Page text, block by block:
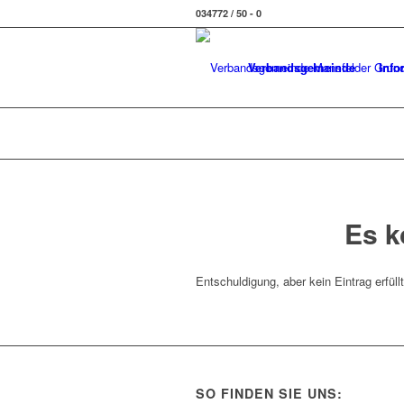
034772 / 50 - 0
Verbandsgemeinde
Es
Entschuldigung, aber kein Eintrag
SO FINDEN SIE UNS: